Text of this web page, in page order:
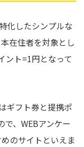
化したシンプルな
在住者を対象とし
ント=1円となって
ギフト券と提携ポ
、WEBアンケー
のサイトといえま